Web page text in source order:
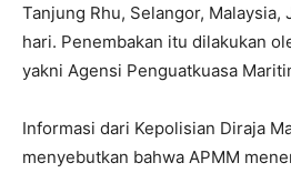
Tanjung Rhu, Selangor,
hari. Penembakan itu dilakukan
yakni Agensi Penguatkuasa
Informasi dari Kepolisian Diraja
menyebutkan bahwa APMM